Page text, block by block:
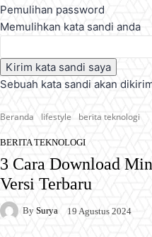
Pemulihan password
Memulihkan kata sandi anda
Sebuah kata sandi akan
Beranda lifestyle berita teknologi
BERITA TEKNOLOGI
3 Cara Download
Versi Terbaru
By Surya 19 Agustus 2024